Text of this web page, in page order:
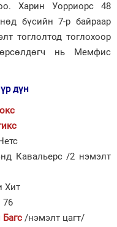
Харин Уорриорс 48
бүсийн 7-р байраар
тоглолтод тоглохоор
нь Мемфис
дүн
Кавальерс /2 нэмэлт
Хит
76
/нэмэлт цагт/